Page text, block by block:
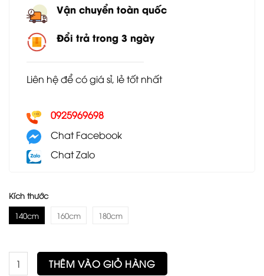
5.200.000₫.là:
Vận chuyển toàn quốc
Đổi trả trong 3 ngày
Liên hệ để có giá sỉ, lẻ tốt nhất
0925969698
Chat Facebook
Chat Zalo
Kích thước
140cm
160cm 180cm
Bàn Howard đá trắng vân mây số lượng
THÊM VÀO GIỎ HÀNG